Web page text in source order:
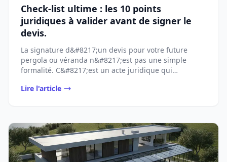
Check-list ultime : les 10 points
juridiques à valider avant de signer le
devis.
La signature d&#8217;un devis pour votre future
pergola ou véranda n&#8217;est pas une simple
formalité. C&#8217;est un acte juridique qui
Lire l'article